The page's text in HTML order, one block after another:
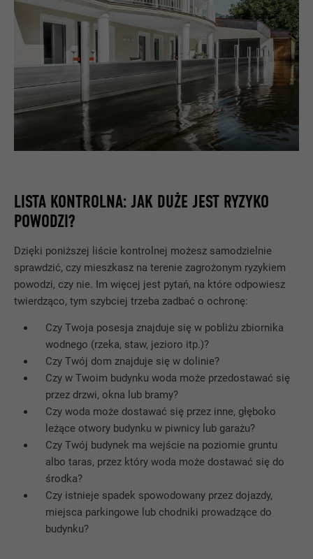
LISTA KONTROLNA: JAK DUŻE JEST RYZYKO
POWODZI?
Dzięki poniższej liście kontrolnej możesz samodzielnie
sprawdzić, czy mieszkasz na terenie zagrożonym ryzykiem
powodzi, czy nie. Im więcej jest pytań, na które odpowiesz
twierdząco, tym szybciej trzeba zadbać o ochronę:
Czy Twoja posesja znajduje się w pobliżu zbiornika
wodnego (rzeka, staw, jezioro itp.)?
Czy Twój dom znajduje się w dolinie?
Czy w Twoim budynku woda może przedostawać się
przez drzwi, okna lub bramy?
Czy woda może dostawać się przez inne, głęboko
leżące otwory budynku w piwnicy lub garażu?
Czy Twój budynek ma wejście na poziomie gruntu
albo taras, przez który woda może dostawać się do
środka?
Czy istnieje spadek spowodowany przez dojazdy,
miejsca parkingowe lub chodniki prowadzące do
budynku?